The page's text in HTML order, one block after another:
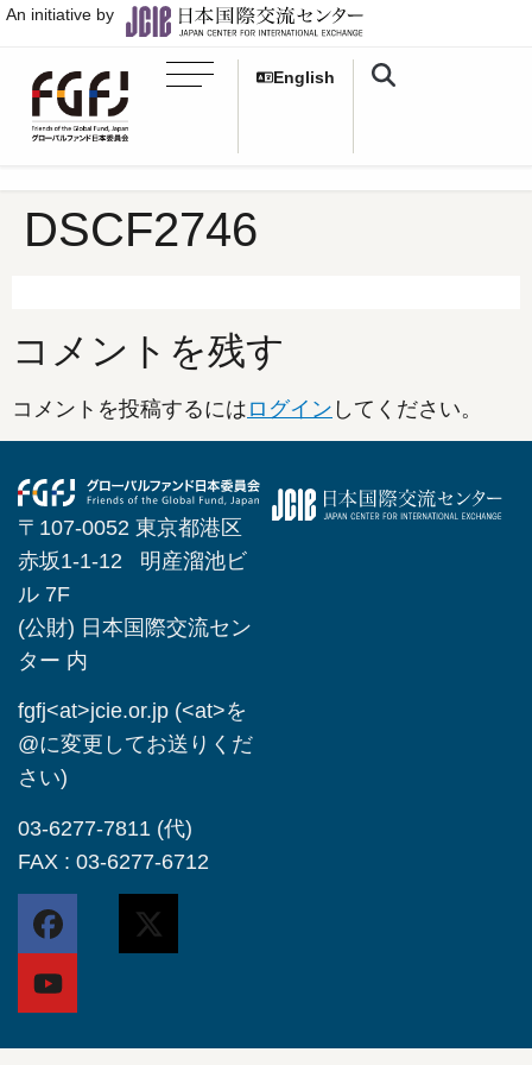
An initiative by
English
DSCF2746
コメントを残す
コメントを投稿するには ログイン してください。
〒107-0052 東京都港区
赤坂1-1-12 明産溜池ビ
ル 7F
(公財) 日本国際交流セン
ター 内
fgfj<at>jcie.or.jp (<at>を
@に変更してお送りくだ
さい)
03-6277-7811 (代)
FAX : 03-6277-6712